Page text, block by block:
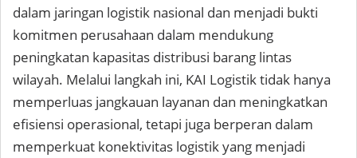
dalam jaringan logistik nasional dan menjadi bukti
komitmen perusahaan dalam mendukung
peningkatan kapasitas distribusi barang lintas
wilayah. Melalui langkah ini, KAI Logistik tidak hanya
memperluas jangkauan layanan dan meningkatkan
efisiensi operasional, tetapi juga berperan dalam
memperkuat konektivitas logistik yang menjadi